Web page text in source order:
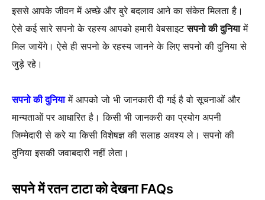
इससे आपके जीवन में अच्छे और बुरे बदलाव आने का संकेत मिलता है।
ऐसे कई सारे सपनो के रहस्य आपको हमारी वेबसाइटसपनो की दुनियामें
मिल जायेंगे। ऐसे ही सपनो के रहस्य जानने के लिए सपनो की दुनिया से
जुड़े रहे।
सपनो की दुनियामें आपको जो भी जानकारी दी गई है वो सूचनाओं और
मान्यताओं पर आधारित है। किसी भी जानकरी का प्रयोग अपनी
जिम्मेदारी से करे या किसी विशेषज्ञ की सलाह अवश्य ले। सपनो की
दुनिया इसकी जवाबदारी नहीं लेता।
सपने में रतन टाटा को देखना FAQs